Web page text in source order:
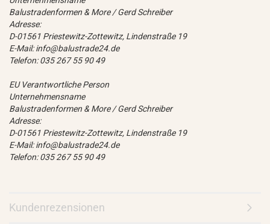
Balustradenformen & More / Gerd Schreiber
Adresse:
D-01561 Priestewitz-Zottewitz, Lindenstraße 19
E-Mail: info@balustrade24.de
Telefon: 035 267 55 90 49
EU Verantwortliche Person
Unternehmensname
Balustradenformen & More / Gerd Schreiber
Adresse:
D-01561 Priestewitz-Zottewitz, Lindenstraße 19
E-Mail: info@balustrade24.de
Telefon: 035 267 55 90 49
Kundenrezensionen